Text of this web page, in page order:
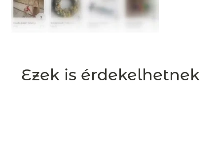
Ezek is érdekelhetnek